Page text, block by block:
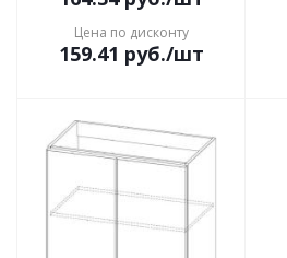
Цена по дисконту
159.41 руб./шт